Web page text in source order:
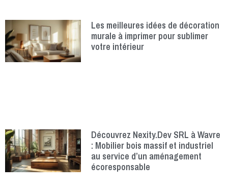
Les meilleures idées de décoration
murale à imprimer pour sublimer
votre intérieur
Découvrez Nexity.Dev SRL à Wavre
: Mobilier bois massif et industriel
au service d’un aménagement
écoresponsable